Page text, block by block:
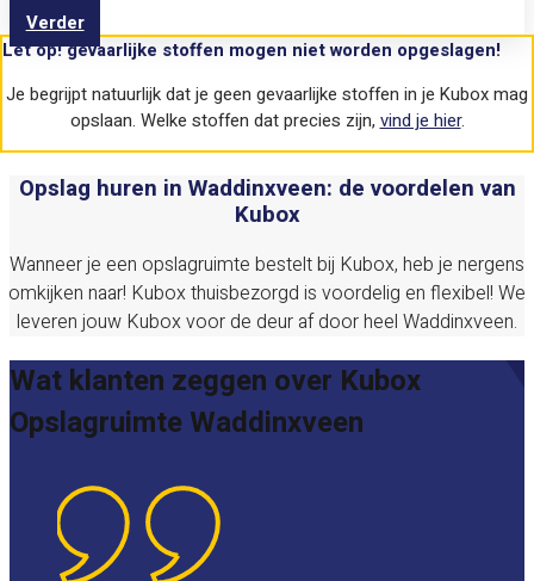
Verder
Let op! gevaarlijke stoffen mogen niet worden opgeslagen!
Je begrijpt natuurlijk dat je geen gevaarlijke stoffen in je Kubox mag
opslaan. Welke stoffen dat precies zijn, vind je hier.
Opslag huren in Waddinxveen: de voordelen van
Kubox
Wanneer je een opslagruimte bestelt bij Kubox, heb je nergens
omkijken naar! Kubox thuisbezorgd is voordelig en flexibel! We
leveren jouw Kubox voor de deur af door heel Waddinxveen.
Wat klanten zeggen over Kubox
Opslagruimte Waddinxveen